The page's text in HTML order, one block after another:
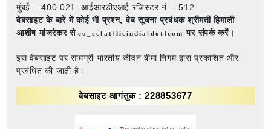
मुंबई – 400 021. आईआरडीएआई रजिस्टर नं. - 512
वेबसाइट के बारे में कोई भी प्रश्न, वेब सूचना प्रबंधक श्रीमती हिमाली
आशीष मांजरेकर सेco_cc[at]licindia[dot]comपर संपर्क करें।
इस वेबसाइट पर सामग्री भारतीय जीवन बीमा निगम द्वारा प्रकाशित और
प्रबंधित की जाती है।
वेबसाइट आगंतुक : 228853677